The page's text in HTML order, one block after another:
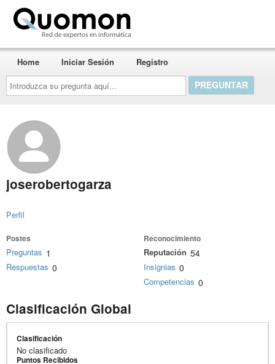
Introduzca
su
pregunta
aquí...
Home Iniciar Sesión Registro
joserobertogarza
Perfil
Postes
Preguntas 1
Respuestas 0
Reconocimiento
Reputación 54
Insignias 0
Competencias 0
Clasificación Global
Clasificación
No clasificado
Puntos Recibidos